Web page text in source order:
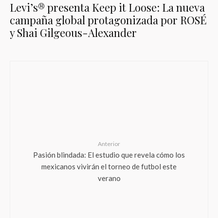
Levi’s® presenta Keep it Loose: La nueva
campaña global protagonizada por ROSÉ
y Shai Gilgeous-Alexander
Anterior
Pasión blindada: El estudio que revela cómo los
mexicanos vivirán el torneo de futbol este
verano